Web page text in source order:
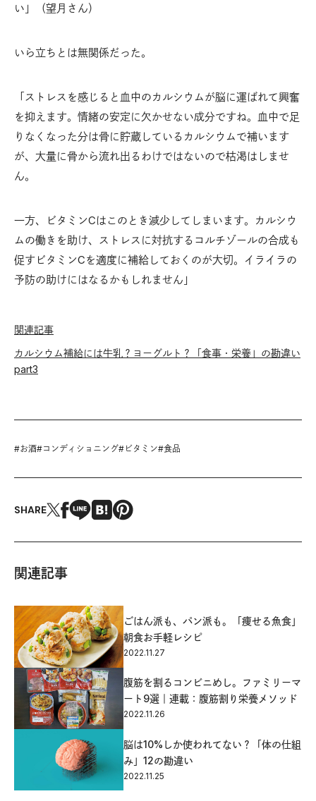
い」（望月さん）
いら立ちとは無関係だった。
「ストレスを感じると血中のカルシウムが脳に運ばれて興奮
を抑えます。情緒の安定に欠かせない成分ですね。血中で足
りなくなった分は骨に貯蔵しているカルシウムで補います
が、大量に骨から流れ出るわけではないので枯渇はしませ
ん。
一方、ビタミンCはこのとき減少してしまいます。カルシウ
ムの働きを助け、ストレスに対抗するコルチゾールの合成も
促すビタミンCを適度に補給しておくのが大切。イライラの
予防の助けにはなるかもしれません」
関連記事
カルシウム補給には牛乳？ヨーグルト？「食事・栄養」の勘違い
part3
#お酒#コンディショニング# ビタミン#食品
SHARE
関連記事
ごはん派も、パン派も。「痩せる魚食」
朝食お手軽レシピ
2022.11.27
腹筋を割るコンビニめし。ファミリーマ
ート9選｜連載：腹筋割り栄養メソッド
2022.11.26
脳は10%しか使われてない？「体の仕組
み」12の勘違い
2022.11.25